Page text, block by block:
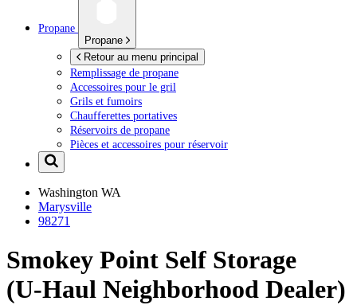
Propane
Propane
Retour au menu principal
Remplissage de propane
Accessoires pour le gril
Grils et fumoirs
Chaufferettes portatives
Réservoirs de propane
Pièces et accessoires pour réservoir
Washington WA
Marysville
98271
Smokey Point Self Storage
(U-Haul Neighborhood Dealer)